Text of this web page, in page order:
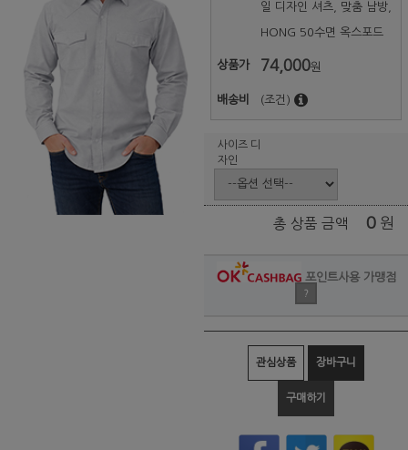
일 디자인 셔츠, 맞춤 남방,
HONG 50수면 옥스포드
상품가 74,000원
배송비 (조건)
사이즈 디
자인
총 상품 금액 0 원
포인트사용 가맹점
?
관심상품 장바구니
구매하기